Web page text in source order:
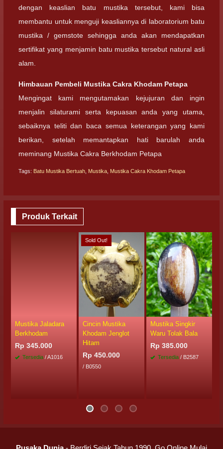
dengan keaslian batu mustika tersebut, kami bisa
membantu untuk menguji keasliannya di laboratorium batu
mustika / gemstote sehingga anda akan mendapatkan
sertifikat yang menjamin batu mustika tersebut natural asli
alam.
Himbauan Pembeli Mustika Cakra Khodam Petapa
Mengingat kami mengutamakan kejujuran dan ingin
menjalin silaturami serta kepuasan anda yang utama,
sebaiknya teliti dan baca semua keterangan yang kami
berikan, setelah memantapkan hati barulah anda
meminang Mustika Cakra Berkhodam Petapa
Tags: Batu Mustika Bertuah Mustika Mustika Cakra Khodam Petapa
Produk Terkait
Mustika Jaladara
Berkhodam
Rp 345.000
Tersedia / A1016
Sold Out!
Cincin Mustika
Khodam Jenglot
Hitam
Rp 450.000
/ B0550
Mustika Singkir
Waru Tolak Bala
Rp 385.000
Tersedia / B2587